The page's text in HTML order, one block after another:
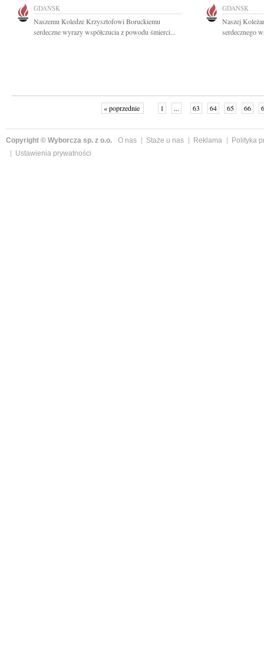
GDAŃSK
Naszemu Koledze Krzysztofowi Boruckiemu
serdeczne wyrazy współczucia z powodu śmierci...
GDAŃSK
Naszej
serdecznego
« poprzednie 1 ... 63 64 65 66
Copyright © Wyborcza sp. z o.o. O nas Staże u nas Reklama
Polityka
Ustawienia prywatności